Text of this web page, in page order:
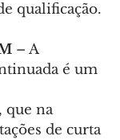
qualificação.
– A
é um
que na
de curta